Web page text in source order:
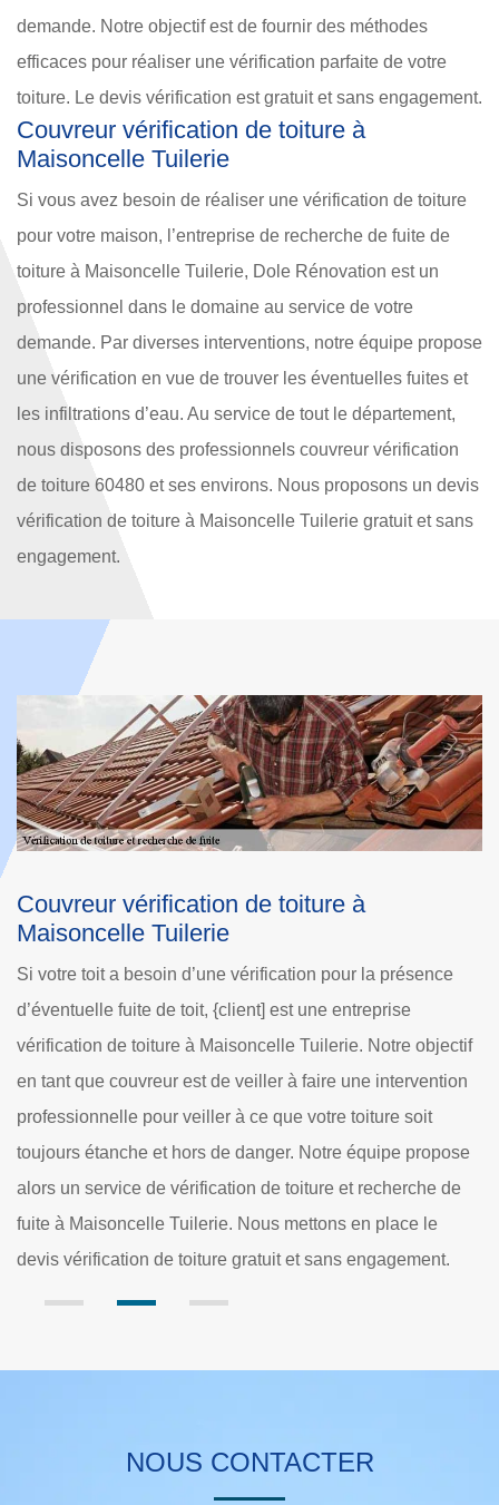
demande. Notre objectif est de fournir des méthodes
efficaces pour réaliser une vérification parfaite de votre
toiture. Le devis vérification est gratuit et sans engagement.
Couvreur vérification de toiture à
Maisoncelle Tuilerie
Si vous avez besoin de réaliser une vérification de toiture
pour votre maison, l’entreprise de recherche de fuite de
toiture à Maisoncelle Tuilerie, Dole Rénovation est un
professionnel dans le domaine au service de votre
demande. Par diverses interventions, notre équipe propose
une vérification en vue de trouver les éventuelles fuites et
les infiltrations d’eau. Au service de tout le département,
nous disposons des professionnels couvreur vérification
de toiture 60480 et ses environs. Nous proposons un devis
vérification de toiture à Maisoncelle Tuilerie gratuit et sans
engagement.
de
le
Vérification de toiture et recherche de
à Maisoncelle Tuilerie
Identifier les éventuels dommages sur le toit permet de
veiller à la réalisation de la réparation de toiture. Une
d'eau provenant du toit peut rapidement engendrer des
catastrophes importantes pour la toiture et ses
composants. Il s'agit pour cela de réparer au plus vite
dommages afin de protéger et de veiller à la tenue du
Pour toute vérification de toiture et recherche de fuite à
Maisoncelle Tuilerie, Dole Rénovation est au service
toute demande.
NOUS CONTACTER